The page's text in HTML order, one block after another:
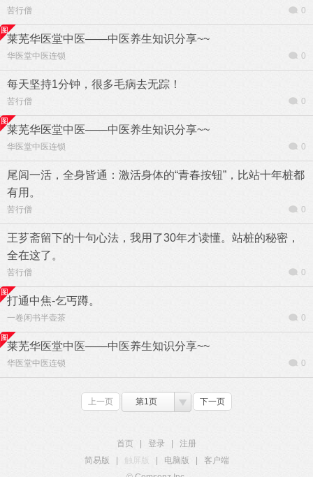
苦行僧 0
莱芜华医堂中医——中医养生知识分享~~
华医堂中医连锁 0
每天坚持1分钟，很多毛病去无踪！
苦行僧 0
莱芜华医堂中医——中医养生知识分享~~
华医堂中医连锁 0
尾闾一活，全身皆通：激活身体的“青春按钮”，比站十年桩都
有用。
苦行僧 0
王芗斋留下的十句心法，我用了30年才读懂。站桩的秘密，
全在这了。
苦行僧 0
打通中焦-乞丐蹲。
一卷闲书半壶茶 0
莱芜华医堂中医——中医养生知识分享~~
华医堂中医连锁 0
上一页 第1页 下一页
首页 登录
注册
简易版
触屏版 电脑版
客户端